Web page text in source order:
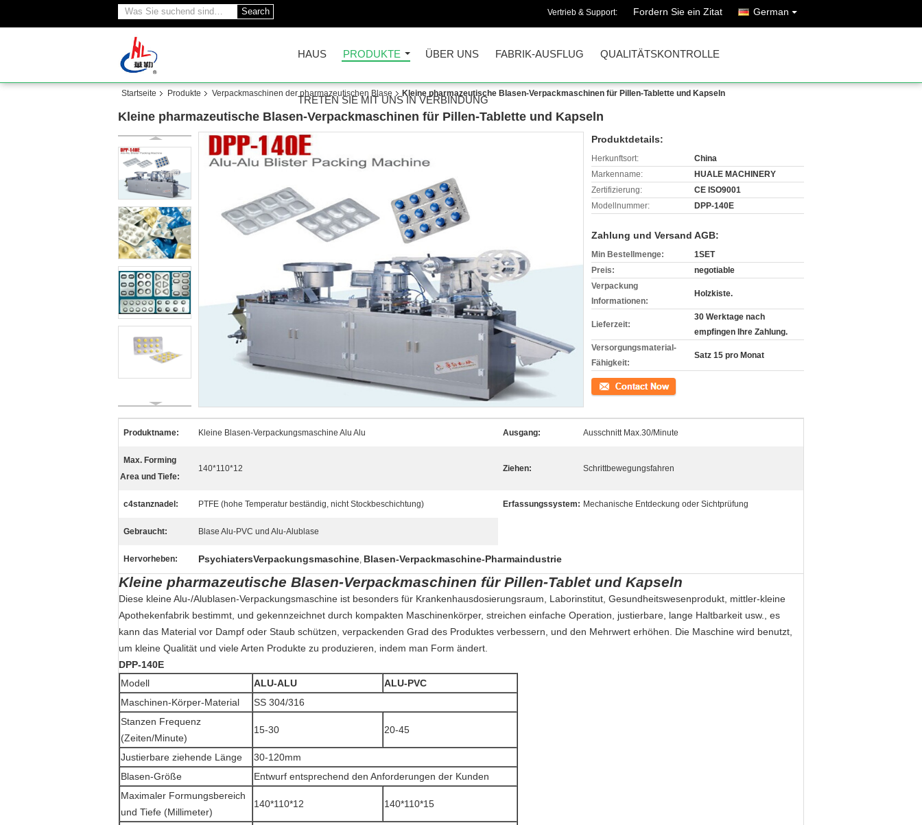
Search Vertrieb & Support: Fordern Sie ein Zitat German
HAUS PRODUKTE ÜBER UNS FABRIK-AUSFLUG QUALITÄTSKONTROLLE
TRETEN SIE MIT UNS IN VERBINDUNG
Startseite Produkte Verpackmaschinen der pharmazeutischen Blase Kleine pharmazeutische Blasen-Verpackmaschinen für Pillen-Tablette und Kapseln
Kleine pharmazeutische Blasen-Verpackmaschinen für Pillen-Tablette und Kapseln
Produktdetails:
Herkunftsort:
China
Markenname:
HUALE MACHINERY
Zertifizierung:
CE ISO9001
Modellnummer:
DPP-140E
Zahlung und Versand AGB:
Min Bestellmenge:
1SET
Preis:
negotiable
Verpackung
Informationen:
Holzkiste.
Lieferzeit:
30 Werktage nach
empfingen Ihre Zahlung.
Versorgungsmaterial-
Fähigkeit:
Satz 15 pro Monat
Kontakt
Produktname: Kleine Blasen-Verpackungsmaschine Alu Alu Ausgang: Ausschnitt Max.30/Minute
Max. Forming
Area und Tiefe:
140*110*12 Ziehen: Schrittbewegungsfahren
c4stanznadel: PTFE (hohe Temperatur beständig, nicht Stockbeschichtung) Erfassungssystem: Mechanische Entdeckung oder Sichtprüfung
Gebraucht: Blase Alu-PVC und Alu-Alublase
Hervorheben: PsychiatersVerpackungsmaschine, Blasen-Verpackmaschine-Pharmaindustrie
Kleine pharmazeutische Blasen-Verpackmaschinen für Pillen-Tablet und Kapseln
Diese kleine Alu-/Alublasen-Verpackungsmaschine ist besonders für Krankenhausdosierungsraum, Laborinstitut, Gesundheitswesenprodukt, mittler-kleine
Apothekenfabrik bestimmt, und gekennzeichnet durch kompakten Maschinenkörper, streichen einfache Operation, justierbare, lange Haltbarkeit usw., es
kann das Material vor Dampf oder Staub schützen, verpackenden Grad des Produktes verbessern, und den Mehrwert erhöhen. Die Maschine wird benutzt,
um kleine Qualität und viele Arten Produkte zu produzieren, indem man Form ändert.
DPP-140E
Modell
ALU-ALU
ALU-PVC
Maschinen-Körper-Material
SS 304/316
Stanzen Frequenz
(Zeiten/Minute)
15-30 20-45
Justierbare ziehende Länge
30-120mm
Blasen-Größe
Entwurf entsprechend den Anforderungen der Kunden
Maximaler Formungsbereich
und Tiefe (Millimeter)
140*110*12 140*110*15